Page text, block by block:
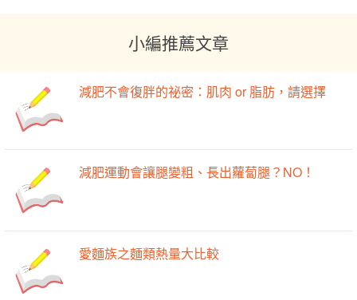
小編推薦文章
減肥不會復胖的祕密：肌肉 or 脂肪，請選擇
減肥運動會讓腿變粗、長出蘿蔔腿？NO！
愛麵族之麵類熱量大比較